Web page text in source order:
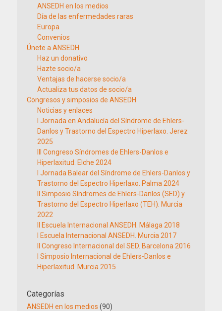
ANSEDH en los medios
Día de las enfermedades raras
Europa
Convenios
Únete a ANSEDH
Haz un donativo
Hazte socio/a
Ventajas de hacerse socio/a
Actualiza tus datos de socio/a
Congresos y simposios de ANSEDH
Noticias y enlaces
I Jornada en Andalucía del Síndrome de Ehlers-
Danlos y Trastorno del Espectro Hiperlaxo. Jerez
2025
III Congreso Síndromes de Ehlers-Danlos e
Hiperlaxitud. Elche 2024
I Jornada Balear del Síndrome de Ehlers-Danlos y
Trastorno del Espectro Hiperlaxo. Palma 2024
II Simposio Síndromes de Ehlers-Danlos (SED) y
Trastorno del Espectro Hiperlaxo (TEH). Murcia
2022
II Escuela Internacional ANSEDH. Málaga 2018
I Escuela Internacional ANSEDH. Murcia 2017
II Congreso Internacional del SED. Barcelona 2016
I Simposio Internacional de Ehlers-Danlos e
Hiperlaxitud. Murcia 2015
Categorías
ANSEDH en los medios (90)